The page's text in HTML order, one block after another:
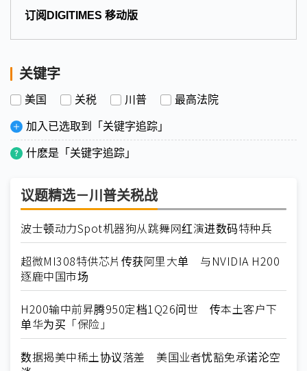
订阅DIGITIMES 移动版
关键字
美国 关税 川普 最高法院
加入已选取到「关键字追踪」
什麽是「关键字追踪」
议题精选－川普关税战
波士顿动力Spot机器狗从跳舞网红演进数码特种兵
超微MI308特供芯片传获阿里大单 与NVIDIA H200
逐鹿中国市场
H200输中前昇腾950定档1Q26问世 传本土客户下
单华为买「保险」
数据揭美中稀土协议落差 美国业者忧豁免承诺沦空